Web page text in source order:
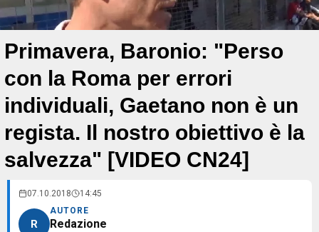
Primavera, Baronio: "Perso
con la Roma per errori
individuali, Gaetano non è un
regista. Il nostro obiettivo è la
salvezza" [VIDEO CN24]
07.10.2018 14:45
R
AUTORE
Redazione